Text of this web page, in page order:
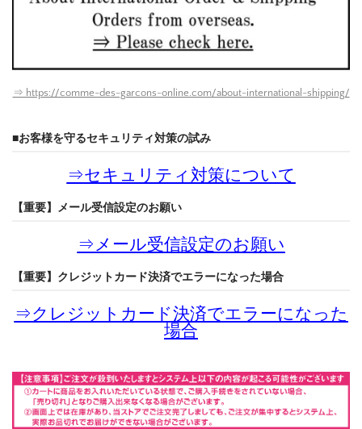
⇒ https://comme-des-garcons-online.com/about-international-shipping/
■お客様を守るセキュリティ対策の試み
⇒セキュリティ対策について
【重要】メール受信設定のお願い
⇒メール受信設定のお願い
【重要】クレジットカード決済でエラーになった場合
⇒クレジットカード決済でエラーになった
場合